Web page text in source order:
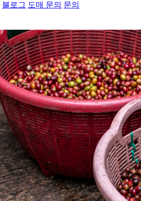
블로그 도매 문의 문의